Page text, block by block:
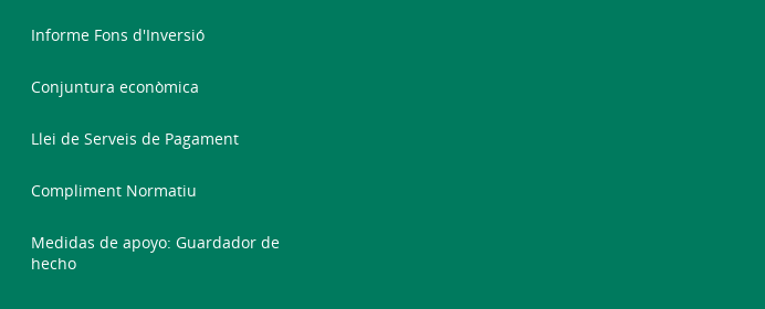
Informe Fons d'Inversió
Conjuntura econòmica
Llei de Serveis de Pagament
Compliment Normatiu
Medidas de apoyo: Guardador de
hecho